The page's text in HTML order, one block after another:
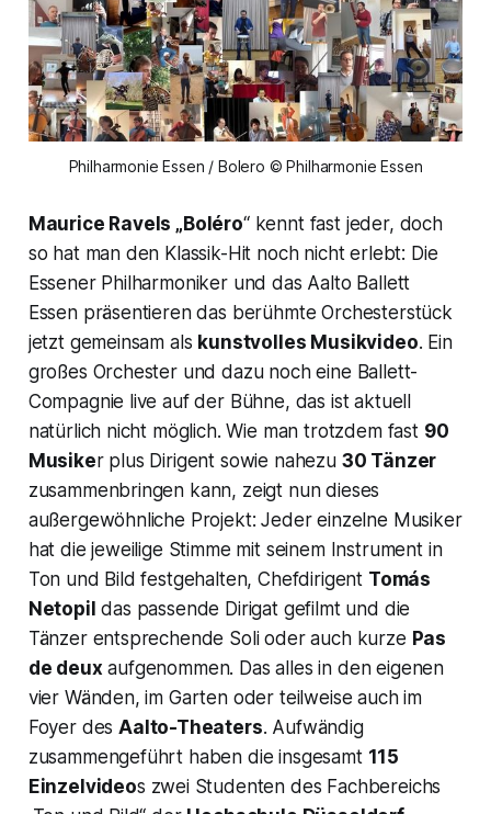
Philharmonie Essen / Bolero © Philharmonie Essen
Maurice Ravels „Boléro“ kennt fast jeder, doch
so hat man den Klassik-Hit noch nicht erlebt: Die
Essener Philharmoniker und das Aalto Ballett
Essen präsentieren das berühmte Orchesterstück
jetzt gemeinsam als kunstvolles Musikvideo. Ein
großes Orchester und dazu noch eine Ballett-
Compagnie live auf der Bühne, das ist aktuell
natürlich nicht möglich. Wie man trotzdem fast 90
Musiker plus Dirigent sowie nahezu 30 Tänzer
zusammenbringen kann, zeigt nun dieses
außergewöhnliche Projekt: Jeder einzelne Musiker
hat die jeweilige Stimme mit seinem Instrument in
Ton und Bild festgehalten, Chefdirigent Tomás
Netopil das passende Dirigat gefilmt und die
Tänzer entsprechende Soli oder auch kurze Pas
de deux aufgenommen. Das alles in den eigenen
vier Wänden, im Garten oder teilweise auch im
Foyer desAalto-Theaters. Aufwändig
zusammengeführt haben die insgesamt 115
Einzelvideos zwei Studenten des Fachbereichs